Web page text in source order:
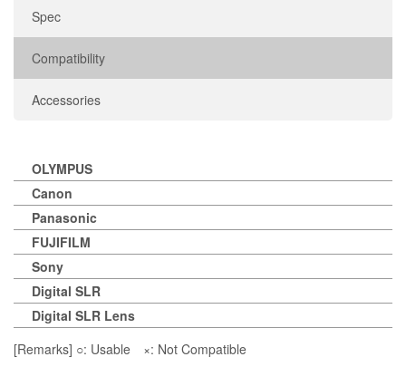
Spec
Compatibility
Accessories
OLYMPUS
Canon
Panasonic
FUJIFILM
Sony
Digital SLR
Digital SLR Lens
[Remarks] ○: Usable ×: Not Compatible